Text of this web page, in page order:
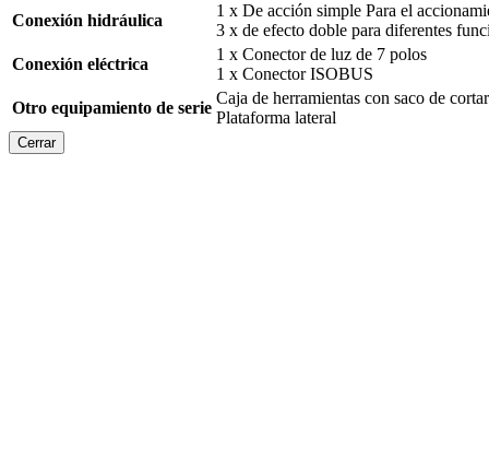
Conexión hidráulica
1 x De acción simple Para el
3 x de efecto doble para diferentes
Conexión eléctrica
1 x Conector de luz de 7 polos
1 x Conector ISOBUS
Otro equipamiento de serie
Caja de herramientas con saco de cortar
Plataforma lateral
Cerrar